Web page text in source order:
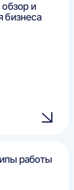
и
бизнеса
работы